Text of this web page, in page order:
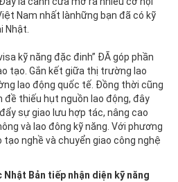
Nam nhất lànhững bạn đã có kỹ
Nhật.
kỹ năng đặc đinh” ĐÃ góp phần
tạo. Gắn kết giữa thị trường lao
lao động quốc tế. Đồng thời cũng
đề thiếu hụt nguồn lao động, đây
sự giao lưu hợp tác, nâng cao
và lao đông kỹ năng. Với phương
nghề và chuyển giao công nghệ
Bản tiếp nhận diện kỹ năng